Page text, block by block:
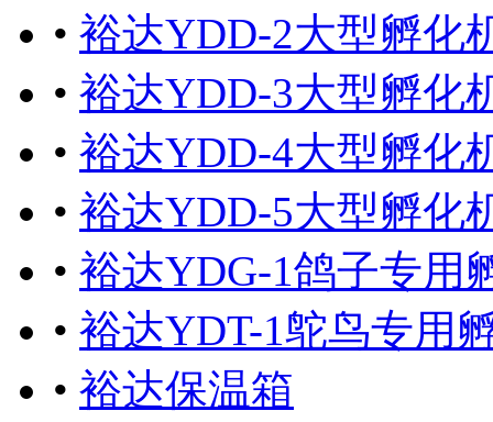
• 裕达YDD-2大型孵化
• 裕达YDD-3大型孵化
• 裕达YDD-4大型孵化
• 裕达YDD-5大型孵化
• 裕达YDG-1鸽子专用
• 裕达YDT-1鸵鸟专用
• 裕达保温箱